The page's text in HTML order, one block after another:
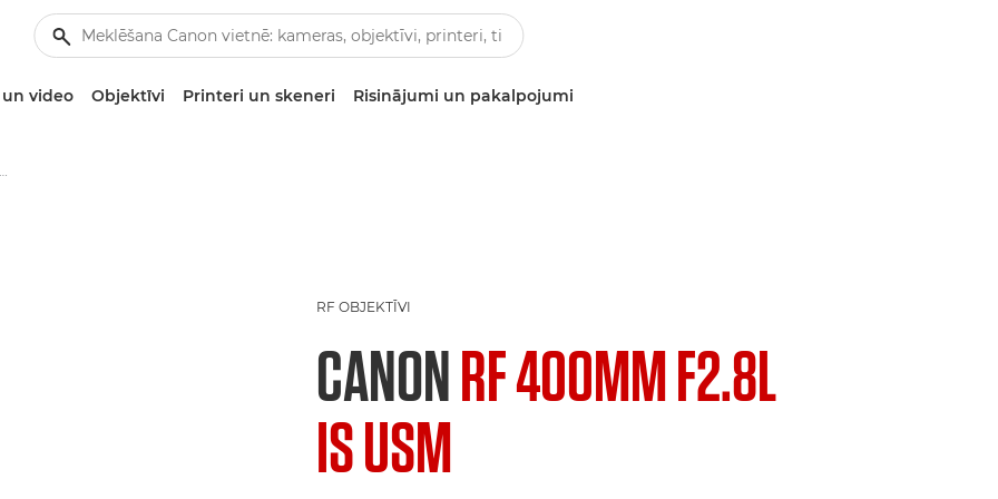
video Objektīvi Printeri un skeneri Risinājumi un pakalpojumi
Canon RF 400mm F2.8L IS USM — RF objektīvi
RF OBJEKTĪVI
CANONRF 400MM F2.8L
IS USM